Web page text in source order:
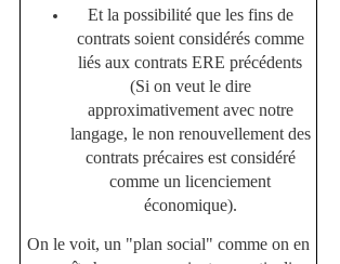
Et la possibilité que les fins de
contrats soient considérés comme
liés aux contrats ERE précédents
(Si on veut le dire
approximativement avec notre
langage, le non renouvellement des
contrats précaires est considéré
comme un licenciement
économique).
On le voit, un "plan social" comme on en